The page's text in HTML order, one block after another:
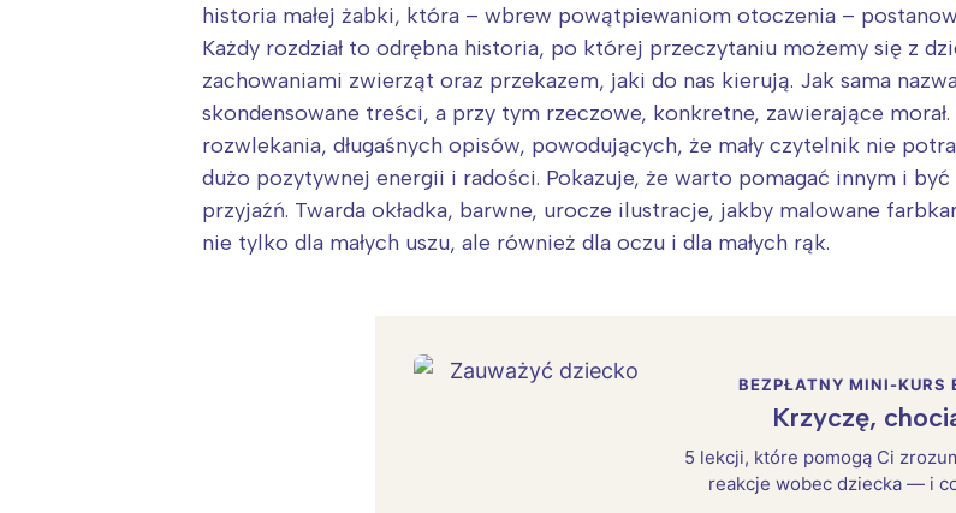
historia małej żabki, która – wbrew powątpiewaniom otoczenia –
Każdy rozdział to odrębna historia, po której przeczytaniu możemy się z
zachowaniami zwierząt oraz przekazem, jaki do nas kierują. Jak sama
skondensowane treści, a przy tym rzeczowe, konkretne, zawierające
rozwlekania, długaśnych opisów, powodujących, że mały czytelnik nie
dużo pozytywnej energii i radości. Pokazuje, że warto pomagać innym i
przyjaźń. Twarda okładka, barwne, urocze ilustracje, jakby malowane
nie tylko dla małych uszu, ale również dla oczu i dla małych rąk.
BEZPŁATNY MINI-KURS
Krzyczę,
5 lekcji, które pomogą Ci
reakcje wobec dziecka — i
Śląsk
Kraków
Południe